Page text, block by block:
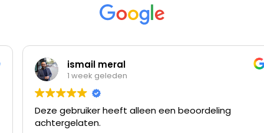
ismail meral
1 week geleden
Deze gebruiker heeft alleen een beoordeling
achtergelaten.